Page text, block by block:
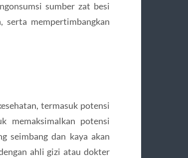
sumber zat besi
serta mempertimbangkan
termasuk potensi
memaksimalkan potensi
seimbang dan kaya akan
ahli gizi atau dokter